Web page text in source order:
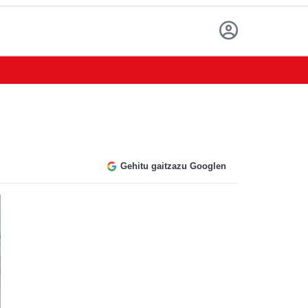
Gehitu gaitzazu Googlen